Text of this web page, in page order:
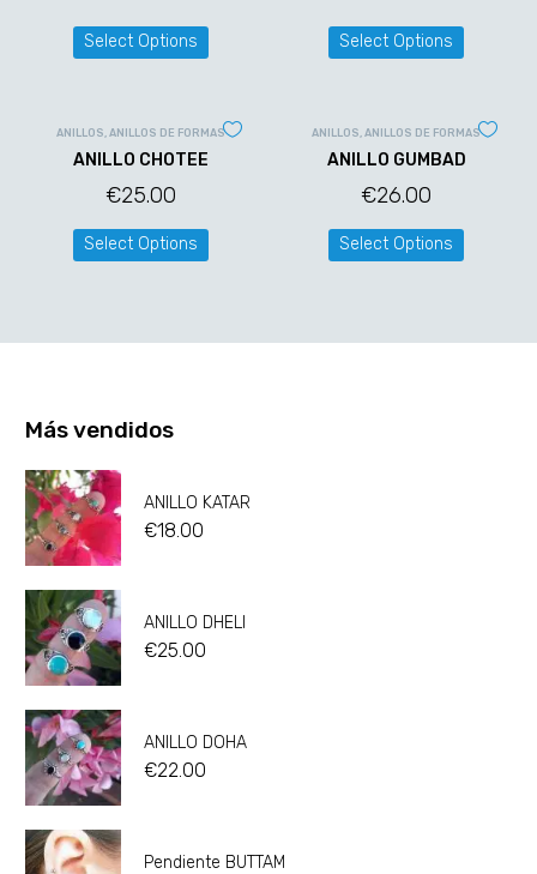
Select Options Select Options
ANILLOS ANILLOS DE FORMAS
ANILLO CHOTEE
€25.00
Select Options
ANILLOS ,ANILLOS DE FORMAS
ANILLO GUMBAD
€26.00
Select Options
Más vendidos
ANILLO KATAR
€18.00
ANILLO DHELI
€25.00
ANILLO DOHA
€22.00
Pendiente BUTTAM